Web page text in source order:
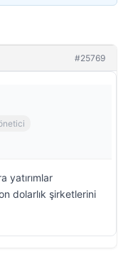
#25769
yatırımlar
dolarlık şirketlerini